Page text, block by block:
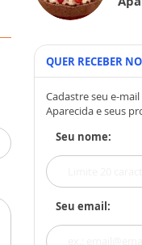
QUER RECEBER
Cadastre seu e-
Aparecida e seus
Seu nome:
Seu email: